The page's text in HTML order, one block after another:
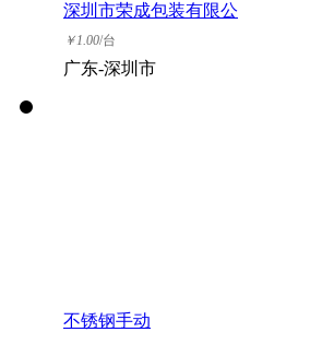
深圳市荣成包装有限公
司
￥1.00/台
广东-深圳市
不锈钢手动